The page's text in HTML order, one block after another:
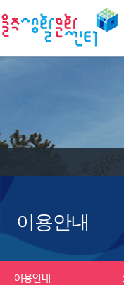
이용안내
이용안내